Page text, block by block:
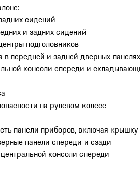
сидений
и задних сидений
подголовников
в передней и задней дверных панелях
консоли спереди и
на рулевом колесе
панели приборов, включая крышку
панели спереди и сзади
консоли спереди